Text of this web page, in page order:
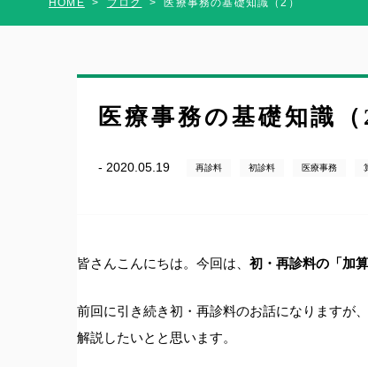
HOME ブログ 医療事務の基礎知識（2）
医療事務の基礎知識（
- 2020.05.19 再診料 初診料 医療事務
皆さんこんにちは。今回は、 初・再診料の「加算
前回に引き続き初・再診料のお話になりますが
解説したいとと思います。